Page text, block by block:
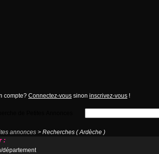
compte? Connectez-vous sinon inscrivez-vous !
annonces > Recherches ( Ardèche )
:
département